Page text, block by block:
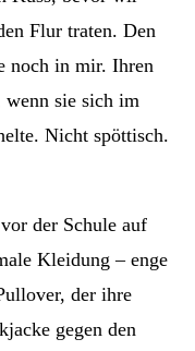
Flur traten. Den
noch in mir. Ihren
sie sich im
Nicht spöttisch.
der Schule auf
Kleidung – enge
der ihre
gegen den